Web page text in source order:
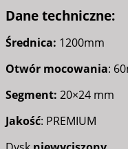
Dane techniczne:
Średnica: 1200mm
Otwór mocowania:
Segment: 20×24 mm
Jakość: PREMIUM